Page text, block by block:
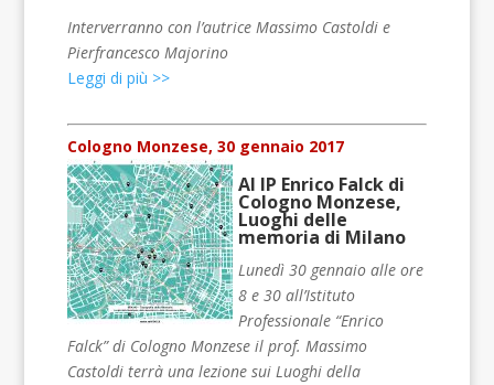
Interverranno con l’autrice Massimo Castoldi e
Pierfrancesco Majorino
Leggi di più >>
Cologno Monzese, 30 gennaio 2017
Al IP Enrico Falck di
Cologno Monzese,
Luoghi delle
memoria di Milano
Lunedì 30 gennaio alle ore
8 e 30 all’Istituto
Professionale “Enrico
Falck” di Cologno Monzese il prof. Massimo
Castoldi terrà una lezione sui Luoghi della